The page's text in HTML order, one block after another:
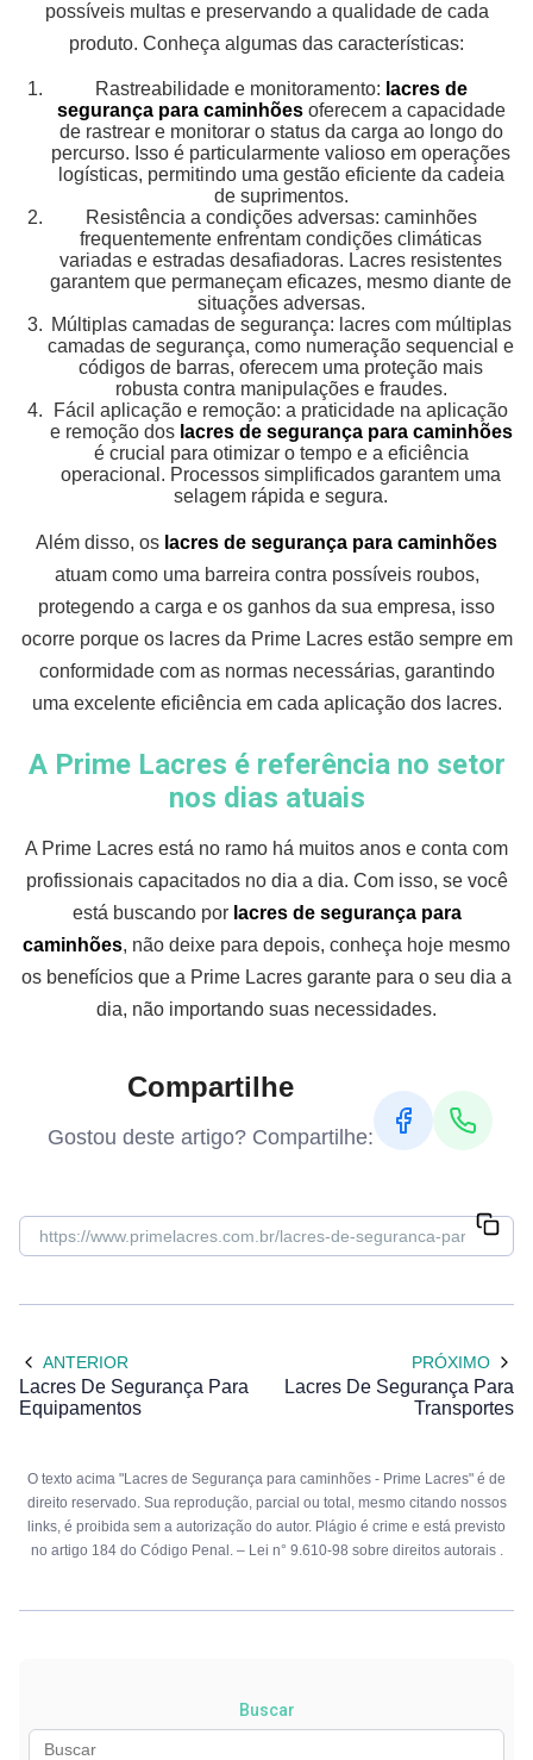
possíveis multas e preservando a qualidade de cada
produto. Conheça algumas das características:
Rastreabilidade e monitoramento: lacres de
segurança para caminhõesoferecem a capacidade
de rastrear e monitorar o status da carga ao longo do
percurso. Isso é particularmente valioso em operações
logísticas, permitindo uma gestão eficiente da cadeia
de suprimentos.
Resistência a condições adversas: caminhões
frequentemente enfrentam condições climáticas
variadas e estradas desafiadoras. Lacres resistentes
garantem que permaneçam eficazes, mesmo diante de
situações adversas.
Múltiplas camadas de segurança: lacres com múltiplas
camadas de segurança, como numeração sequencial e
códigos de barras, oferecem uma proteção mais
robusta contra manipulações e fraudes.
Fácil aplicação e remoção: a praticidade na aplicação
e remoção dos lacres de segurança para caminhões
é crucial para otimizar o tempo e a eficiência
operacional. Processos simplificados garantem uma
selagem rápida e segura.
Além disso, os lacres de segurança para caminhões
atuam como uma barreira contra possíveis roubos,
protegendo a carga e os ganhos da sua empresa, isso
ocorre porque os lacres da Prime Lacres estão sempre em
conformidade com as normas necessárias, garantindo
uma excelente eficiência em cada aplicação dos lacres.
A Prime Lacres é referência no setor
nos dias atuais
A Prime Lacres está no ramo há muitos anos e conta com
profissionais capacitados no dia a dia. Com isso, se você
está buscando por lacres de segurança para
caminhões, não deixe para depois, conheça hoje mesmo
os benefícios que a Prime Lacres garante para o seu dia a
dia, não importando suas necessidades.
Compartilhe
Gostou deste artigo? Compartilhe:
ANTERIOR
Lacres De Segurança Para
Equipamentos
PRÓXIMO
Lacres De Segurança Para
Transportes
O texto acima "Lacres de Segurança para caminhões - Prime Lacres" é de
direito reservado. Sua reprodução, parcial ou total, mesmo citando nossos
links, é proibida sem a autorização do autor. Plágio é crime e está previsto
no artigo 184 do Código Penal. – Lei n° 9.610-98 sobre direitos autorais .
Buscar